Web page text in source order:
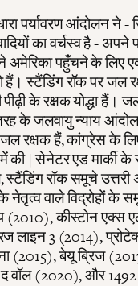
पर्यावरण आंदोलन ने
का वर्चस्व है -
अमेरिका पहुँचने के लिए
हैं। स्टैंडिंग रॉक पर
के रक्षक योद्धा हैं।
के जलवायु न्याय
रक्षक हैं, कांग्रेस के
में की | सेनेटर एड मार्की
स्टैंडिंग रॉक समूचे
नेतृत्व वाले विद्रोहों के
(2010), कीस्टोन एक्स
लाइन 3 (2014),
(2015), बेयू ब्रिज
वॉल (2020), और